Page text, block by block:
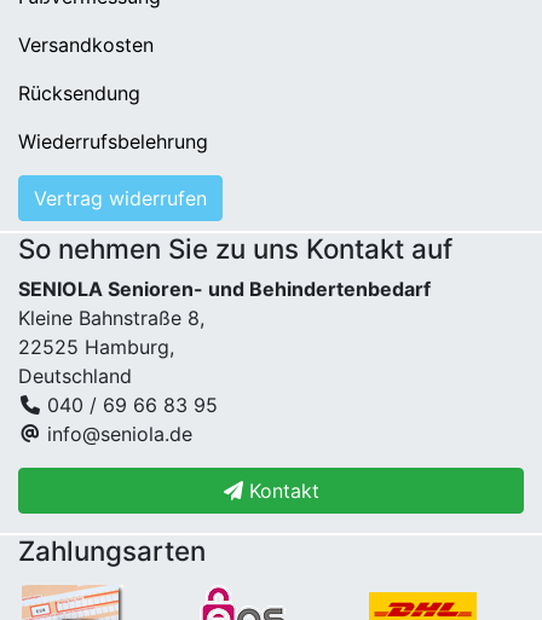
Versandkosten
Rücksendung
Wiederrufsbelehrung
Vertrag widerrufen
So nehmen Sie zu uns Kontakt auf
SENIOLA Senioren- und Behindertenbedarf
Kleine Bahnstraße 8,
22525 Hamburg,
Deutschland
040 / 69 66 83 95
info@seniola.de
Kontakt
Zahlungsarten